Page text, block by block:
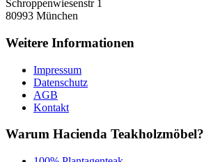
Schroppenwiesenstr 1
80993 München
Weitere Informationen
Impressum
Datenschutz
AGB
Kontakt
Warum Hacienda Teakholzmöbel?